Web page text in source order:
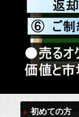
初めての方